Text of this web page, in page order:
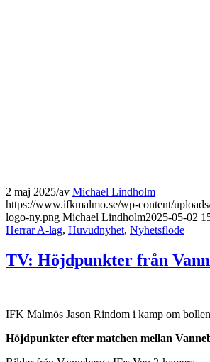
2 maj 2025/av Michael Lindholm
https://www.ifkmalmo.se/wp-content/
logo-ny.png Michael Lindholm2025-05-02
Herrar A-lag, Huvudnyhet, Nyhetsflöde
TV: Höjdpunkter från
IFK Malmös Jason Rindom i kamp om
Höjdpunkter efter matchen mellan